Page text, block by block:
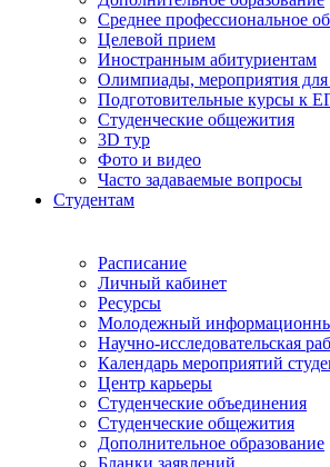
Среднее профессиональное
Целевой прием
Иностранным абитуриентам
Олимпиады, мероприятия
Подготовительные курсы к
Студенческие общежития
3D тур
Фото и видео
Часто задаваемые вопросы
Студентам
Расписание
Личный кабинет
Ресурсы
Молодежный
Научно-исследовательская
Календарь мероприятий
Центр карьеры
Студенческие объединения
Студенческие общежития
Дополнительное образование
Бланки заявлений